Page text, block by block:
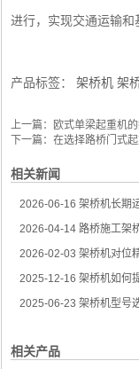
进行，实现交通运输和
产品标签： 架桥机 架
上一篇：
欧式单梁起重机
下一篇： 在选择路桥门式
相关新闻
2026-06-16 架桥机长期
2026-04-14 路桥施工架
2026-02-03 架桥机对位
2025-12-16 架桥机如何
2025-06-23 架桥机型号
相关产品